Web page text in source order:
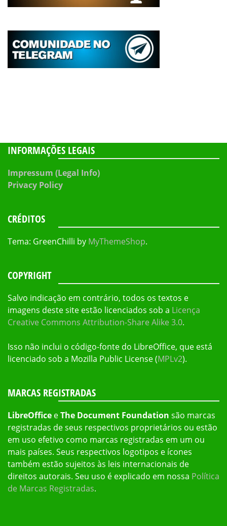
INFORMAÇÕES LEGAIS
Impressum (Legal Info)
Privacy Policy
CRÉDITOS
Tema: GreenChilli by MyThemeShop.
COPYRIGHT
Salvo indicação em contrário, todos os textos e
imagens deste site estão licenciados sob a Licença
Creative Commons Attribution-Share Alike 3.0.
Isso não inclui o código-fonte do LibreOffice, que está
licenciado sob a Mozilla Public License (MPLv2).
MARCAS REGISTRADAS
LibreOffice eThe Document Foundation são marcas
registradas de seus respectivos proprietários ou estão
em uso efetivo como marcas registradas em um ou
mais países. Seus respectivos logotipos e ícones
também estão sujeitos às leis internacionais de
direitos autorais. Seu uso é explicado em nossa Política
de Marcas Registradas.